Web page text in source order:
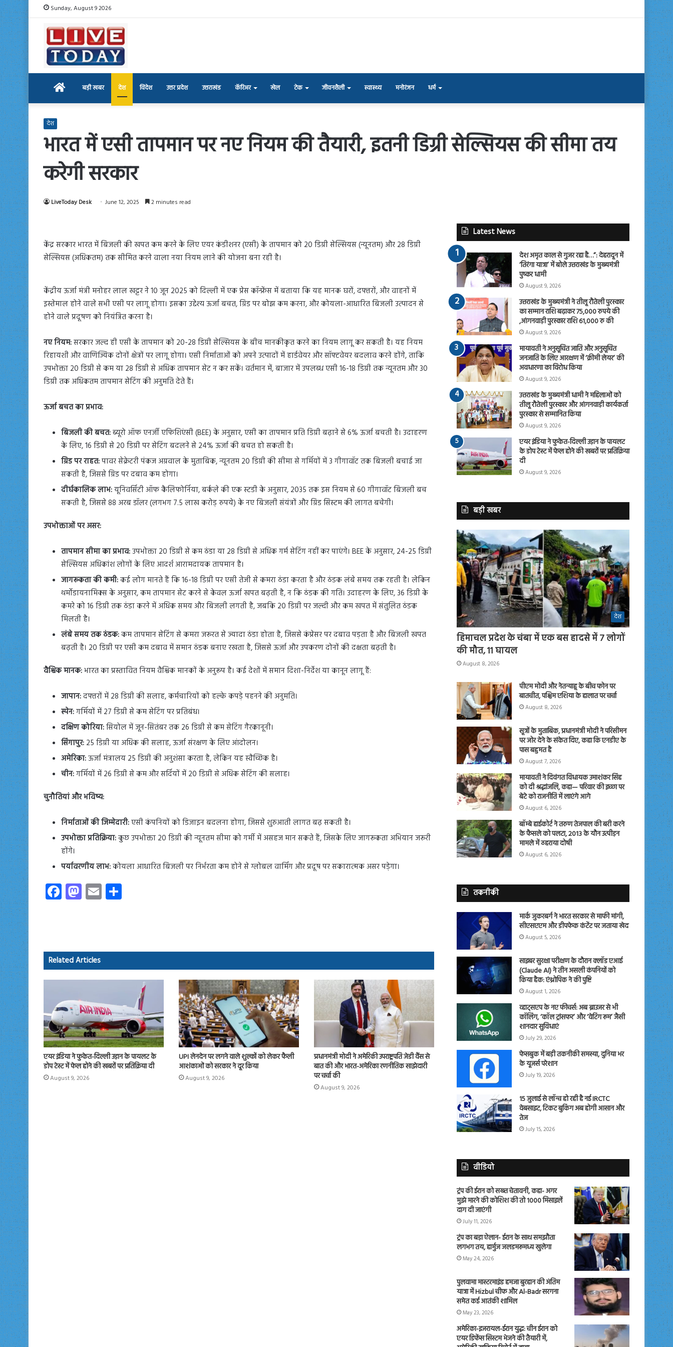
Sunday, August 9 2026
Home बड़ी खबर देश विदेश उत्तर प्रदेश उत्तराखंड कॅरिअर खेल टेक जीवनशैली स्वास्थ्य मनोरंजन धर्म
देश
भारत में एसी तापमान पर नए नियम की तैयारी, इतनी डिग्री सेल्सियस की सीमा तय
करेगी सरकार
LiveToday Desk June 12, 2025 2 minutes read
केंद्र सरकार भारत में बिजली की खपत कम करने के लिए एयर कंडीशनर (एसी) के तापमान को 20 डिग्री सेल्सियस (न्यूनतम) और 28 डिग्री
सेल्सियस (अधिकतम) तक सीमित करने वाला नया नियम लाने की योजना बना रही है।
केंद्रीय ऊर्जा मंत्री मनोहर लाल खट्टर ने 10 जून 2025 को दिल्ली में एक प्रेस कॉन्फ्रेंस में बताया कि यह मानक घरों, दफ्तरों, और वाहनों में
इस्तेमाल होने वाले सभी एसी पर लागू होगा। इसका उद्देश्य ऊर्जा बचत, ग्रिड पर बोझ कम करना, और कोयला-आधारित बिजली उत्पादन से
होने वाले प्रदूषण को नियंत्रित करना है।
नए नियम:सरकार जल्द ही एसी के तापमान को 20-28 डिग्री सेल्सियस के बीच मानकीकृत करने का नियम लागू कर सकती है। यह नियम
रिहायशी और वाणिज्यिक दोनों क्षेत्रों पर लागू होगा। एसी निर्माताओं को अपने उत्पादों में हार्डवेयर और सॉफ्टवेयर बदलाव करने होंगे, ताकि
उपभोक्ता 20 डिग्री से कम या 28 डिग्री से अधिक तापमान सेट न कर सकें। वर्तमान में, बाजार में उपलब्ध एसी 16-18 डिग्री तक न्यूनतम और 30
डिग्री तक अधिकतम तापमान सेटिंग की अनुमति देते हैं।
ऊर्जा बचत का प्रभाव:
बिजली की बचत:ब्यूरो ऑफ एनर्जी एफिशिएंसी (BEE) के अनुसार, एसी का तापमान प्रति डिग्री बढ़ाने से 6% ऊर्जा बचती है। उदाहरण
के लिए, 16 डिग्री से 20 डिग्री पर सेटिंग बदलने से 24% ऊर्जा की बचत हो सकती है।
ग्रिड पर राहत:पावर सेक्रेटरी पंकज अग्रवाल के मुताबिक, न्यूनतम 20 डिग्री की सीमा से गर्मियों में 3 गीगावॉट तक बिजली बचाई जा
सकती है, जिससे ग्रिड पर दबाव कम होगा।
दीर्घकालिक लाभ:यूनिवर्सिटी ऑफ कैलिफोर्निया, बर्कले की एक स्टडी के अनुसार, 2035 तक इस नियम से 60 गीगावॉट बिजली बच
सकती है, जिससे 88 अरब डॉलर (लगभग 7.5 लाख करोड़ रुपये) के नए बिजली संयंत्रों और ग्रिड सिस्टम की लागत बचेगी।
उपभोक्ताओं पर असर:
तापमान सीमा का प्रभाव:उपभोक्ता 20 डिग्री से कम ठंडा या 28 डिग्री से अधिक गर्म सेटिंग नहीं कर पाएंगे। BEE के अनुसार, 24-25 डिग्री
सेल्सियस अधिकांश लोगों के लिए आदर्श आरामदायक तापमान है।
जागरूकता की कमी:कई लोग मानते हैं कि 16-18 डिग्री पर एसी तेजी से कमरा ठंडा करता है और ठंडक लंबे समय तक रहती है। लेकिन
थर्मोडायनामिक्स के अनुसार, कम तापमान सेट करने से केवल ऊर्जा खपत बढ़ती है, न कि ठंडक की गति। उदाहरण के लिए, 36 डिग्री के
कमरे को 16 डिग्री तक ठंडा करने में अधिक समय और बिजली लगती है, जबकि 20 डिग्री पर जल्दी और कम खपत में संतुलित ठंडक
मिलती है।
लंबे समय तक ठंडक:कम तापमान सेटिंग से कमरा जरूरत से ज्यादा ठंडा होता है, जिससे कंप्रेसर पर दबाव पड़ता है और बिजली खपत
बढ़ती है। 20 डिग्री पर एसी कम दबाव में समान ठंडक बनाए रखता है, जिससे ऊर्जा और उपकरण दोनों की दक्षता बढ़ती है।
वैश्विक मानक:भारत का प्रस्तावित नियम वैश्विक मानकों के अनुरूप है। कई देशों में समान दिशा-निर्देश या कानून लागू हैं:
जापान:दफ्तरों में 28 डिग्री की सलाह, कर्मचारियों को हल्के कपड़े पहनने की अनुमति।
स्पेन:गर्मियों में 27 डिग्री से कम सेटिंग पर प्रतिबंध।
दक्षिण कोरिया:सियोल में जून-सितंबर तक 26 डिग्री से कम सेटिंग गैरकानूनी।
सिंगापुर: 25 डिग्री या अधिक की सलाह, ऊर्जा संरक्षण के लिए आंदोलन।
अमेरिका:ऊर्जा मंत्रालय 25 डिग्री की अनुशंसा करता है, लेकिन यह स्वैच्छिक है।
चीन:गर्मियों में 26 डिग्री से कम और सर्दियों में 20 डिग्री से अधिक सेटिंग की सलाह।
चुनौतियां और भविष्य:
निर्माताओं की जिम्मेदारी:एसी कंपनियों को डिजाइन बदलना होगा, जिससे शुरुआती लागत बढ़ सकती है।
उपभोक्ता प्रतिक्रिया:कुछ उपभोक्ता 20 डिग्री की न्यूनतम सीमा को गर्मी में असहज मान सकते हैं, जिसके लिए जागरूकता अभियान जरूरी
होंगे।
पर्यावरणीय लाभ:कोयला आधारित बिजली पर निर्भरता कम होने से ग्लोबल वार्मिंग और प्रदूष पर सकारात्मक असर पड़ेगा।
Fa
ce
ok
M
as
o
n
E
m
Related Articles
एयर इंडिया ने फुकेत-दिल्ली उड़ान के पायलट के
डोप टेस्ट में फेल होने की खबरों पर प्रतिक्रिया दी
August 9, 2026
UPI लेनदेन पर लगने वाले शुल्कों को लेकर फैली
आशंकाओं को सरकार ने दूर किया
August 9, 2026
प्रधानमंत्री मोदी ने अमेरिकी उपराष्ट्रपति जेडी वैंस से
बात की और भारत-अमेरिका रणनीतिक साझेदारी
पर चर्चा की
August 9, 2026
Latest News
देश अमृत काल से गुजर रहा है…”: देहरादून में
‘तिरंगा यात्रा’ में बोले उत्तराखंड के मुख्यमंत्री
पुष्कर धामी
August 9, 2026
उत्तराखंड के मुख्यमंत्री ने तीलू रौतेली पुरस्कार
का सम्मान राशि बढ़ाकर 75,000 रुपये की
,आंगनवाड़ी पुरस्कार राशि 61,000 रु की
August 9, 2026
मायावती ने अनुसूचित जाति और अनुसूचित
जनजाति के लिए आरक्षण में ‘क्रीमी लेयर’ की
अवधारणा का विरोध किया
August 9, 2026
उत्तराखंड के मुख्यमंत्री धामी ने महिलाओं को
तीलू रौतेली पुरस्कार और आंगनवाड़ी कार्यकर्ता
पुरस्कार से सम्मानित किया
August 9, 2026
एयर इंडिया ने फुकेत-दिल्ली उड़ान के पायलट
के डोप टेस्ट में फेल होने की खबरों पर प्रतिक्रिया
दी
August 9, 2026
बड़ी खबर
देश
हिमाचल प्रदेश के चंबा में एक बस हादसे में 7 लोगों
की मौत, 11 घायल
August 8, 2026
पीएम मोदी और नेतन्याहू के बीच फोन पर
बातचीत, पश्चिम एशिया के हालात पर चर्चा
August 8, 2026
सूत्रों के मुताबिक, प्रधानमंत्री मोदी ने परिसीमन
पर जोर देने के संकेत दिए, कहा कि एनडीए के
पास बहुमत है
August 7, 2026
मायावती ने दिवंगत विधायक उमाशंकर सिंह
को दी श्रद्धांजलि, कहा— परिवार की इच्छा पर
बेटे को राजनीति में लाएंगे आगे
August 6, 2026
बॉम्बे हाईकोर्ट ने तरुण तेजपाल की बरी करने
के फैसले को पलटा, 2013 के यौन उत्पीड़न
मामले में ठहराया दोषी
August 6, 2026
तकनीकी
मार्क जुकरबर्ग ने भारत सरकार से माफी मांगी,
सीएसएएम और डीपफेक कंटेंट पर जताया खेद
August 5, 2026
साइबर सुरक्षा परीक्षण के दौरान क्लॉड एआई
(Claude AI) ने तीन असली कंपनियों को
किया हैक: एंथ्रोपिक ने की पुष्टि
August 1, 2026
व्हाट्सएप के नए फीचर्स: अब ब्राउजर से भी
कॉलिंग, ‘कॉल ट्रांसफर’ और ‘वेटिंग रूम’ जैसी
शानदार सुविधाएं
July 29, 2026
फेसबुक में बड़ी तकनीकी समस्या, दुनिया भर
के यूजर्स परेशान
July 19, 2026
15 जुलाई से लॉन्च हो रही है नई IRCTC
वेबसाइट, टिकट बुकिंग अब होगी आसान और
तेज
July 15, 2026
वीडियो
ट्रंप की ईरान को सख्त चेतावनी, कहा- अगर
मुझे मारने की कोशिश की तो 1000 मिसाइलें
दाग दी जाएंगी
July 11, 2026
ट्रंप का बड़ा ऐलान- ईरान के साथ समझौता
लगभग तय, हार्मुज जलडमरूमध्य खुलेगा
May 24, 2026
पुलवामा मास्टरमाइंड हमजा बुरहान की अंतिम
यात्रा में Hizbul चीफ और Al-Badr सरगना
समेत कई आतंकी शामिल
May 23, 2026
अमेरिका-इजरायल-ईरान युद्ध: चीन ईरान को
एयर डिफेंस सिस्टम भेजने की तैयारी में,